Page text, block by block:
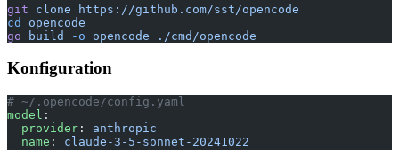
git clone https://github.com/sst/opencode
cd
opencode
go build -o opencode ./cmd/opencode
Konfiguration
# ~/.opencode/config.yaml
model :
  provider
: anthropic
  name
: claude-3-5-sonnet-20241022